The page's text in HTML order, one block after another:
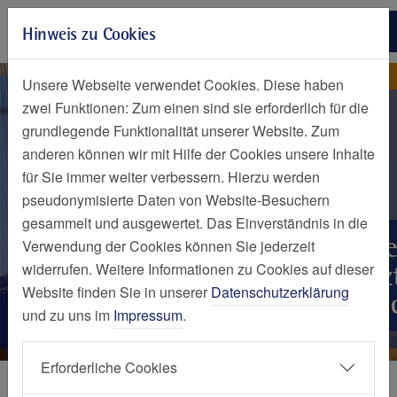
Zur Hauptnavigation springen
Zum Seiteninhalt springen
Zum Seitenende springen
Nachrichten Detailseite
Nachricht
Hinweis zu Cookies
Unsere Webseite verwendet Cookies. Diese haben
zwei Funktionen: Zum einen sind sie erforderlich für die
grundlegende Funktionalität unserer Website. Zum
anderen können wir mit Hilfe der Cookies unsere Inhalte
für Sie immer weiter verbessern. Hierzu werden
pseudonymisierte Daten von Website-Besuchern
gesammelt und ausgewertet. Das Einverständnis in die
Verwendung der Cookies können Sie jederzeit
widerrufen. Weitere Informationen zu Cookies auf dieser
Website finden Sie in unserer Datenschutzerklärung
und zu uns im Impressum.
Erforderliche Cookies